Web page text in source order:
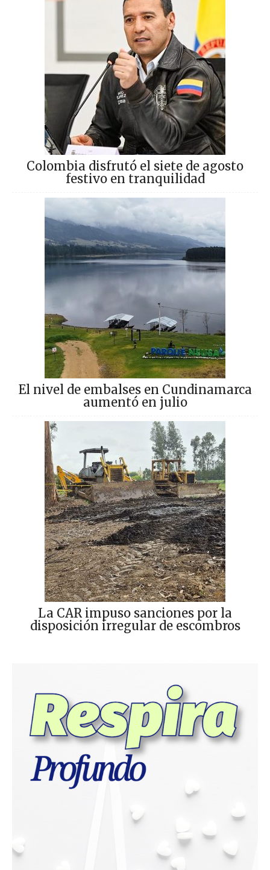
Colombia disfrutó el siete de agosto
festivo en tranquilidad
El nivel de embalses en Cundinamarca
aumentó en julio
La CAR impuso sanciones por la
disposición irregular de escombros